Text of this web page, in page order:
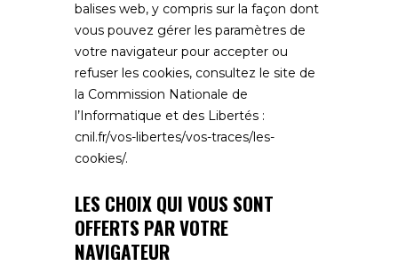
balises web, y compris sur la façon dont
vous pouvez gérer les paramètres de
votre navigateur pour accepter ou
refuser les cookies, consultez le site de
la Commission Nationale de
l’Informatique et des Libertés :
cnil.fr/vos-libertes/vos-traces/les-
cookies/.
LES CHOIX QUI VOUS SONT
OFFERTS PAR VOTRE
NAVIGATEUR